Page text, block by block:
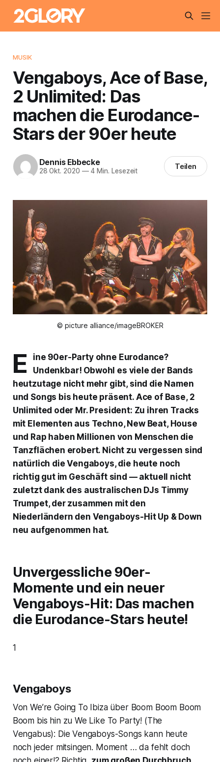
MUSIK
Vengaboys, Ace of Base,
2 Unlimited: Das
machen die Eurodance-
Stars der 90er heute
Dennis Ebbecke
28 Okt. 2020 —4 Min. Lesezeit Teilen
© picture alliance/imageBROKER
E
ine 90er-Party ohne Eurodance?
Undenkbar! Obwohl es viele der Bands
heutzutage nicht mehr gibt, sind die Namen
und Songs bis heute präsent. Ace of Base, 2
Unlimited oder Mr. President: Zu ihren Tracks
mit Elementen aus Techno, New Beat, House
und Rap haben Millionen von Menschen die
Tanzflächen erobert. Nicht zu vergessen sind
natürlich die Vengaboys, die heute noch
richtig gut im Geschäft sind — aktuell nicht
zuletzt dank des australischen DJs Timmy
Trumpet, der zusammen mit den
Niederländern den Vengaboys-Hit Up & Down
neu aufgenommen hat.
Unvergessliche 90er-
Momente und ein neuer
Vengaboys-Hit: Das machen
die Eurodance-Stars heute!
1
Vengaboys
VonWe’re Going To Ibizaüber Boom Boom Boom
Boom bis hin zu We Like To Party! (The
Vengabus): Die Vengaboys-Songs kann heute
noch jeder mitsingen. Moment … da fehlt doch